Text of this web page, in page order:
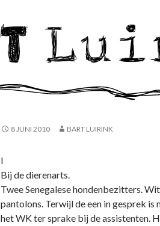
8 JUNI 2010 BART LUIRINK
I
Bij de dierenarts.
Twee Senegalese hondenbezitters.
pantolons. Terwijl de een in gesprek is
het WK ter sprake bij de assistenten.